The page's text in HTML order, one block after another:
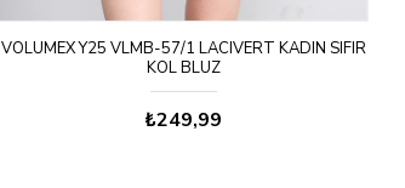
VOLUMEX Y25 VLMB-57/1 LACIVERT KADIN SIFIR
KOL BLUZ
₺249,99